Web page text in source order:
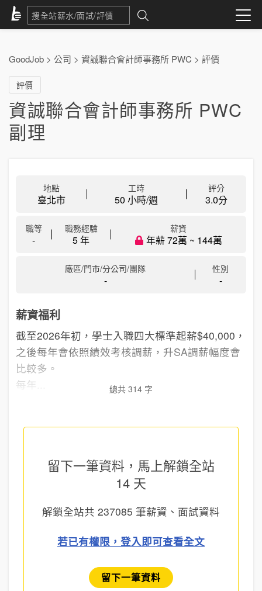
GoodJob > 公司 > 資誠聯合會計師事務所 PWC > 評價
評價
資誠聯合會計師事務所 PWC
副理
地點
臺北市
工時
50 小時/週
評分
3.0分
職等
-
職務經驗
5 年
薪資
年薪 72萬 ~ 144萬
廠區/門市/分公司/團隊
-
性別
-
薪資福利
截至2026年初，學士入職四大標準起薪$40,000，
之後每年會依照績效考核調薪，升SA調薪幅度會
比較多。
每年...
總共 314 字
留下一筆資料，馬上解鎖全站
14 天
解鎖全站共 237085 筆薪資、面試資料
若已有權限，登入即可查看全文
留下一筆資料